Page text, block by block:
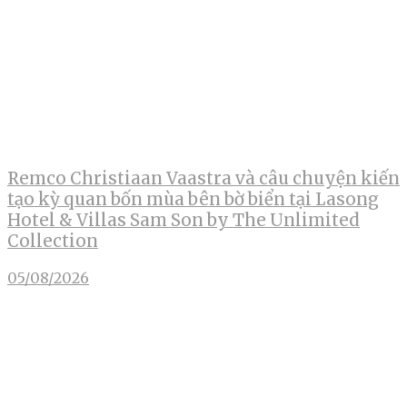
Remco Christiaan Vaastra và câu chuyện kiến
tạo kỳ quan bốn mùa bên bờ biển tại Lasong
Hotel & Villas Sam Son by The Unlimited
Collection
05/08/2026